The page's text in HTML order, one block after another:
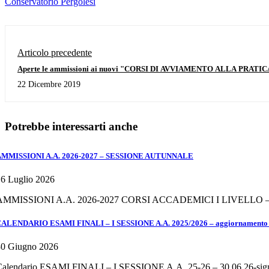
Articolo precedente
Aperte le ammissioni ai nuovi "CORSI DI AVVIAMENTO ALLA
22 Dicembre 2019
Potrebbe interessarti anche
A.A. 2026-2027 – SESSIONE AUTUNNALE
Luglio 2026
A.A. 2026-2027 CORSI ACCADEMICI I
ESAMI FINALI – I SESSIONE A.A. 2025/2026 – aggiornamento
Giugno 2026